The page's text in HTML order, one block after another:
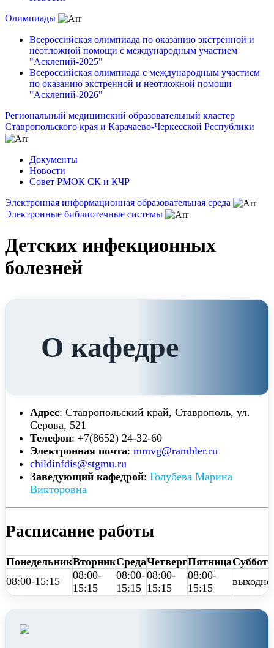
Олимпиады
Всероссийская олимпиада по оказанию экстренной и
неотложной помощи с международным участием
"Асклепий-2025"
Всероссийская олимпиада с международным участием
по оказанию экстренной и неотложной помощи
"Асклепий-2026"
Региональный медицинский образовательный кластер
Ставропольского края и Карачаево-Черкесской Республики
Документы
Новости
Совет РМОК СК и КЧР
Электронная информационная образовательная среда
Электронные библиотечные системы
Детских инфекционных
болезней
О кафедре
Адрес: Ставропольский край, Ставрополь, ул.
Серова, 521
Телефон: +7(8652) 24-32-60
Электронная почта: mmvg@rambler.ru
childinfdis@stgmu.ru
Заведующий кафедрой: Голубева Марина
Викторовна
Расписание работы
ПонедельникВторникСредаЧетвергПятницаСуббота
08:00-15:15
08:00-
15:15
08:00-
15:15
08:00-
15:15
08:00-
15:15